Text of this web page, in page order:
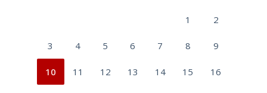
1 2
3 4 5 6 7 8 9
10 11 12 13 14 15 16